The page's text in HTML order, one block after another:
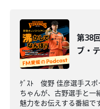
第38
ブ・
ｹﾞｽﾄ 俊野 佳彦選手スポ
ちゃんが、古野選手と一
魅力をお伝えする番